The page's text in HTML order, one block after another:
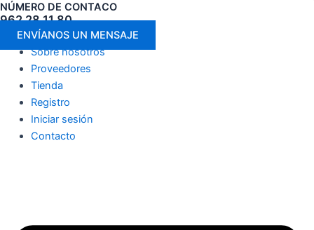
NÚMERO DE CONTACO
962 28 11 80
ENVÍANOS UN MENSAJE
Sobre nosotros
Proveedores
Tienda
Registro
Iniciar sesión
Contacto